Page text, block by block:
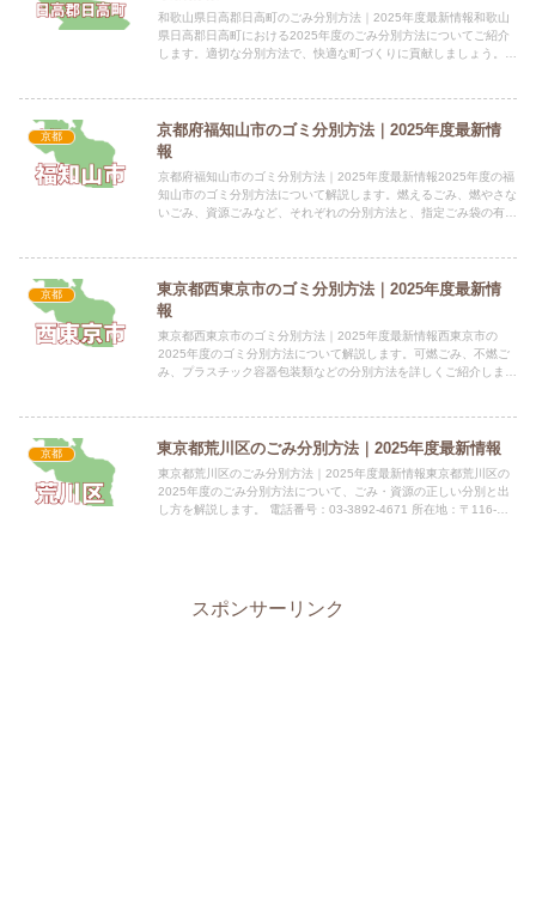
和歌山県日高郡日高町のごみ分別方法｜2025年度最新情報和歌山
県日高郡日高町における2025年度のごみ分別方法についてご紹介
します。適切な分別方法で、快適な町づくりに貢献しましょう。
京都
京都府福知山市のゴミ分別方法｜2025年度最新情
報
京都府福知山市のゴミ分別方法｜2025年度最新情報2025年度の福
知山市のゴミ分別方法について解説します。燃えるごみ、燃やさな
いごみ、資源ごみなど、それぞれの分別方法と、指定ごみ袋の有
京都
東京都西東京市のゴミ分別方法｜2025年度最新情
報
東京都西東京市のゴミ分別方法｜2025年度最新情報西東京市の
2025年度のゴミ分別方法について解説します。可燃ごみ、不燃ご
み、プラスチック容器包装類などの分別方法を詳しくご紹介しま
京都 東京都荒川区のごみ分別方法｜2025年度最新情報
東京都荒川区のごみ分別方法｜2025年度最新情報東京都荒川区の
2025年度のごみ分別方法について、ごみ・資源の正しい分別と出
し方を解説します。 電話番号：03-3892-4671 所在地：〒116-
スポンサーリンク